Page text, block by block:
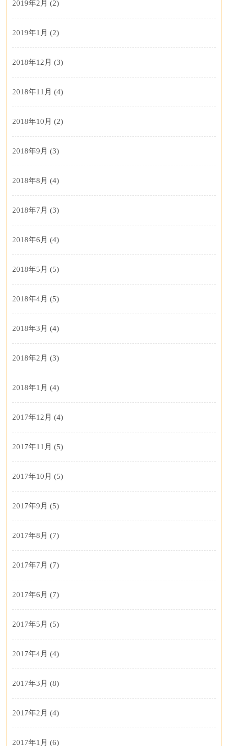
2019年2月 (2)
2019年1月 (2)
2018年12月 (3)
2018年11月 (4)
2018年10月 (2)
2018年9月 (3)
2018年8月 (4)
2018年7月 (3)
2018年6月 (4)
2018年5月 (5)
2018年4月 (5)
2018年3月 (4)
2018年2月 (3)
2018年1月 (4)
2017年12月 (4)
2017年11月 (5)
2017年10月 (5)
2017年9月 (5)
2017年8月 (7)
2017年7月 (7)
2017年6月 (7)
2017年5月 (5)
2017年4月 (4)
2017年3月 (8)
2017年2月 (4)
2017年1月 (6)